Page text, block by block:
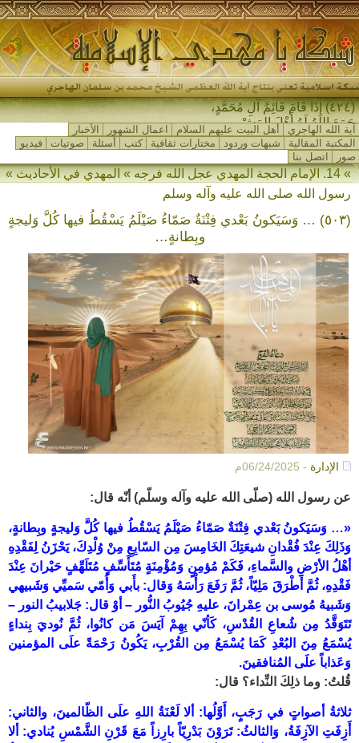
(٤٢٤) إِذَا قَامَ قَائِمُ آلِ مُحَمَّدٍ،
جَمَعَ اللهُ لَهُ أَهْلَ المَشْرِقِ _
آية الله الهاجري أهل البيت عليهم السلام اعمال الشهور
الأخبار
المكتبة المقالية
شبهات وردود مختارات ثقافية كتب أسئلة صوتيات
فيديو
صور
اتصل بنا
» 14. الإمام الحجة المهدي عجل الله فرجه » المهدي في الأحاديث »
رسول الله صلى الله عليه وآله وسلم
(٥٠٣) … وَسَيَكونُ بَعْدي فِتْنَةٌ صَمّاءُ صَيْلَمُ يَسْقُطُ فيها كُلَّ وَليجةٍ
وبِطانةٍ…
الإدارة - 06/24/2025م
عن رسول الله (صلّى الله عليه وآله وسلّم) أنّه قال:
«… وَسَيَكونُ بَعْدي فِتْنَةٌ صَمّاءُ صَيْلَمُ يَسْقُطُ فيها كُلَّ وَليجةٍ وبِطانةٍ،
وَذَلِكَ عِنْدَ فُقْدانِ شيعَتِكَ الخَامِسَ مِن السّابِعِ مِنْ وُلْدِكَ، يَحْزَنُ لِفَقْدِهِ
أهْلُ الأرْضِ والسَّماءِ، فَكَمْ مُؤمِنٍ وَمُؤْمِنَةٍ مُتَأَسِّفٍ مُتَلَهِّفٍ حَيْرانَ عِنْدَ
فَقْدِهِ، ثُمَّ أَطْرَقَ مَلِيّاً، ثُمَّ رَفَعَ رَأْسَهُ وَقال: بأَبي وَأُمّي سَميِّي وَشَبيهي
وَشَبيهُ مُوسى بن عِمْرانَ، عليهِ جُيُوبُ النُّور – أوْ قال: جَلابيبُ النور –
تَتَوَقَّدُ مِن شُعاعِ القُدْسِ، كَأنّي بِهِمْ آيَسَ مَن كانُوا، ثُمَّ نُوديَ بِنداءٍ
يُسْمَعُ مِنَ البُعْدِ كَمَا يُسْمَعُ مِن القُرْبِ، يَكُونُ رَحْمَةً علَى المؤمنين
وَعَذاباً علَى المُنافقينَ.
قُلتُ: وما ذلِكَ النِّداء؟ قال:
ثلاثةُ أصواتٍ في رَجَبٍ، أَوَّلُها: ألا لَعْنَةُ اللهِ علَى الظّالمينَ، والثاني:
أَزِفَتِ الآزِفَةُ، وَالثالثُ: تَرَوْنَ بَدْرِيّاً بارِزاً مَعَ قَرْنِ الشَّمْسِ يُنادي: ألا